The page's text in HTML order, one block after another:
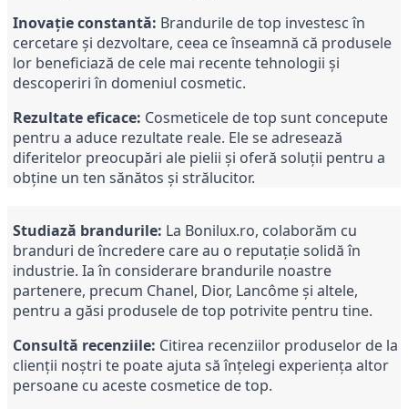
Inovație constantă: Brandurile de top investesc în
cercetare și dezvoltare, ceea ce înseamnă că produsele
lor beneficiază de cele mai recente tehnologii și
descoperiri în domeniul cosmetic.
Rezultate eficace: Cosmeticele de top sunt concepute
pentru a aduce rezultate reale. Ele se adresează
diferitelor preocupări ale pielii și oferă soluții pentru a
obține un ten sănătos și strălucitor.
Studiază brandurile: La Bonilux.ro, colaborăm cu
branduri de încredere care au o reputație solidă în
industrie. Ia în considerare brandurile noastre
partenere, precum Chanel, Dior, Lancôme și altele,
pentru a găsi produsele de top potrivite pentru tine.
Consultă recenziile: Citirea recenziilor produselor de la
clienții noștri te poate ajuta să înțelegi experiența altor
persoane cu aceste cosmetice de top.